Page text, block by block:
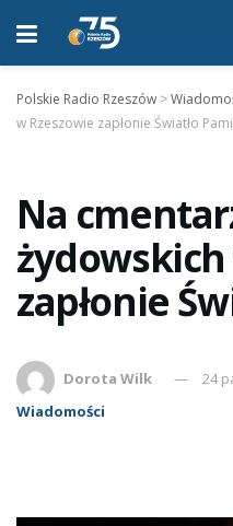
Polskie Radio Rzeszów >
w Rzeszowie zapłonie Światło
Na
żydowskich
zapłonie
Dorota Wilk
24
Wiadomości